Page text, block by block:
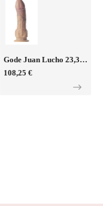
Gode Juan Lucho 23,3 X 5,1 Cm - SilexD Legends
108,25 €